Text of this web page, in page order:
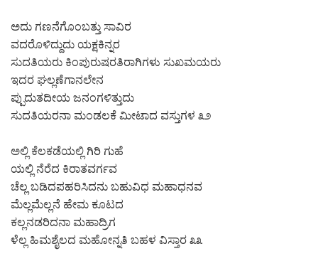
ಅದು ಗಣನೆಗೊಂಬತ್ತು ಸಾವಿರ
ವದರೊಳಿದ್ದುದು ಯಕ್ಷಕಿನ್ನರ
ಸುದತಿಯರು ಕಿಂಪುರುಷರತಿರಾಗಿಗಳು ಸುಖಮಯರು
ಇದರ ಘಲ್ಲಣೆಗಾನಲೇನ
ಪ್ಪುದುತದೀಯ ಜನಂಗಳಿತ್ತುದು
ಸುದತಿಯರನಾ ಮಂಡಲಕೆ ಮೀಟಾದ ವಸ್ತುಗಳ ೩೨
ಅಲ್ಲಿ ಕೆಲಕಡೆಯಲ್ಲಿ ಗಿರಿ ಗುಹೆ
ಯಲ್ಲಿ ನೆರೆದ ಕಿರಾತವರ್ಗವ
ಚೆಲ್ಲ ಬಡಿದಪಹರಿಸಿದನು ಬಹುವಿಧ ಮಹಾಧನವ
ಮೆಲ್ಲಮೆಲ್ಲನೆ ಹೇಮ ಕೂಟದ
ಕಲ್ಲನಡರಿದನಾ ಮಹಾದ್ರಿಗ
ಳೆಲ್ಲ ಹಿಮಶೈಲದ ಮಹೋನ್ನತಿ ಬಹಳ ವಿಸ್ತಾರ ೩೩